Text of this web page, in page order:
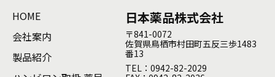
HOME
会社案内
製品紹介
日本薬品株式会社
〒841-0072
佐賀県鳥栖市村田町五反三歩1483
番13
TEL：0942-82-2029